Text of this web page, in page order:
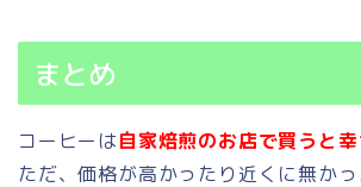
まとめ
コーヒーは自家焙煎のお店で買うと幸
ただ、価格が高かったり近くに無か